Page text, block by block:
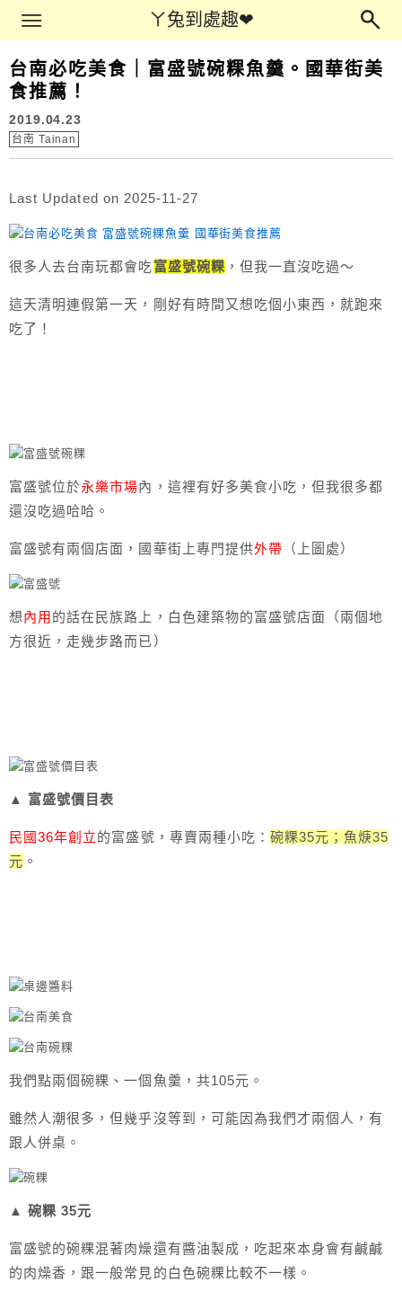
ㄚ兔到處趣❤
Main Menu
台南必吃美食｜富盛號碗粿魚羹。國華街美
食推薦！
2019.04.23
台南 Tainan
Last Updated on 2025-11-27
很多人去台南玩都會吃富盛號碗粿 ，但我一直沒吃過～
這天清明連假第一天，剛好有時間又想吃個小東西，就跑來
吃了！
富盛號位於永樂市場內，這裡有好多美食小吃，但我很多都
還沒吃過哈哈。
富盛號有兩個店面，國華街上專門提供外帶 （上圖處）
想內用 的話在民族路上，白色建築物的富盛號店面（兩個地
方很近，走幾步路而已）
▲ 富盛號價目表
民國36年創立的富盛號，專賣兩種小吃： 碗粿35元；魚焿35
元 。
我們點兩個碗粿、一個魚羹，共105元。
雖然人潮很多，但幾乎沒等到，可能因為我們才兩個人，有
跟人併桌。
▲ 碗粿 35元
富盛號的碗粿混著肉燥還有醬油製成，吃起來本身會有鹹鹹
的肉燥香，跟一般常見的白色碗粿比較不一樣。